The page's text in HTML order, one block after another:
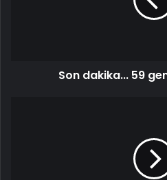
Son dakika... 59